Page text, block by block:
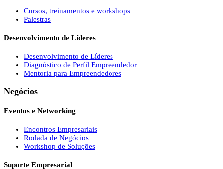
Cursos, treinamentos e workshops
Palestras
Desenvolvimento de Líderes
Desenvolvimento de Líderes
Diagnóstico de Perfil Empreendedor
Mentoria para Empreendedores
Negócios
Eventos e Networking
Encontros Empresariais
Rodada de Negócios
Workshop de Soluções
Suporte Empresarial